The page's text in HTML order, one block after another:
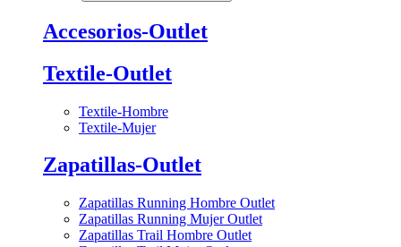
Accesorios-Outlet
Textile-Outlet
Textile-Hombre
Textile-Mujer
Zapatillas-Outlet
Zapatillas Running Hombre Outlet
Zapatillas Running Mujer Outlet
Zapatillas Trail Hombre Outlet